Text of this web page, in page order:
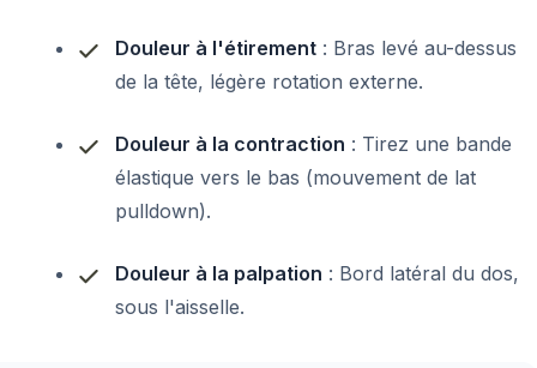
Douleur à l'étirement : Bras levé au-dessus
de la tête, légère rotation externe.
Douleur à la contraction : Tirez une bande
élastique vers le bas (mouvement de lat
pulldown).
Douleur à la palpation : Bord latéral du dos,
sous l'aisselle.